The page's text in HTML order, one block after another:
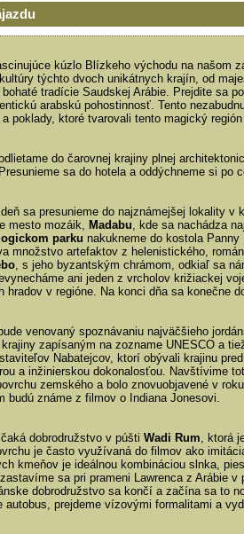
kúzlo Blízkeho východu na našom
týchto dvoch unikátnych krajín, od
tradície Saudskej Arábie. Prejdite sa
arabskú pohostinnosť. Tento
poklady, ktoré tvarovali tento magický
do čarovnej krajiny plnej
sa do hotela a oddýchneme si po
sa presunieme do najznámejšej lokality v
mesto mozáik, Madabu, kde sa nachádza
parku nakukneme do kostola
množstvo artefaktov z helenistického,
, s jeho byzantským chrámom, odkiaľ sa
ani jeden z vrcholov križiackej
hradov v regióne. Na konci dňa sa konečne
venovaný spoznávaniu najväčšieho
zapísaným na zozname UNESCO a
Nabatejcov, ktorí obývali krajinu
a inžinierskou dokonalosťou. Navštívime
zemského a bolo znovuobjavené v
budú známe z filmov o Indiana Jonesovi.
dobrodružstvo v púšti Wadi Rum, ktorá
je často využívaná do filmov ako
kmeňov je ideálnou kombináciou slnka,
sa pri prameni Lawrenca z Arábie
dobrodružstvo sa končí a začína sa to
autobus, prejdeme vízovými formalitami a